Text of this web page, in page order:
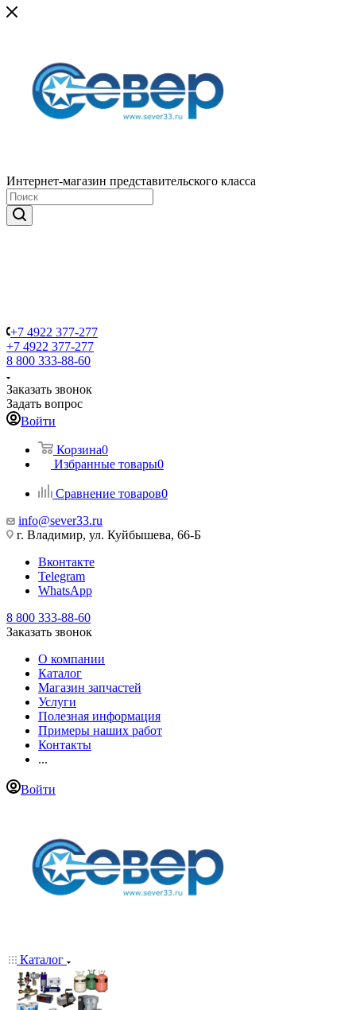
Интернет-магазин представительского класса
+7 4922 377-277
+7 4922 377-277
8 800 333-88-60
Заказать звонок
Задать вопрос
Войти
Корзина0
Избранные товары0
Сравнение товаров0
info@sever33.ru
г. Владимир, ул. Куйбышева, 66-Б
Вконтакте
Telegram
WhatsApp
8 800 333-88-60
Заказать звонок
О компании
Каталог
Магазин запчастей
Услуги
Полезная информация
Примеры наших работ
Контакты
...
Войти
Каталог